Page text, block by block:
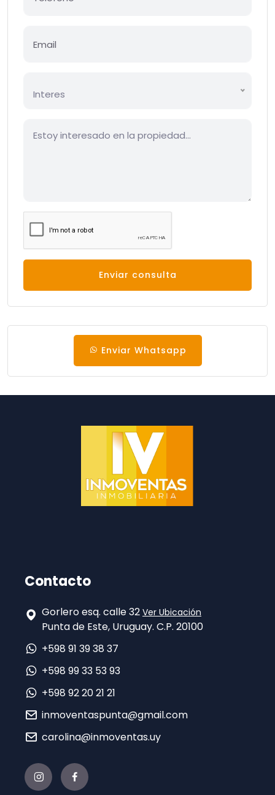
Interes
Enviar consulta
Enviar Whatsapp
Contacto
Gorlero esq. calle 32 Ver Ubicación
Punta de Este, Uruguay. C.P. 20100
+598 91 39 38 37
+598 99 33 53 93
+598 92 20 21 21
inmoventaspunta@gmail.com
carolina@inmoventas.uy